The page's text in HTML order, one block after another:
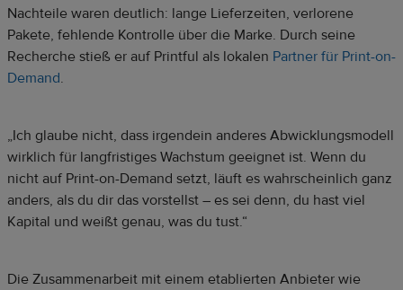
Nachteile waren deutlich: lange Lieferzeiten, verlorene
Pakete, fehlende Kontrolle über die Marke. Durch seine
Recherche stieß er auf Printful als lokalen Partner für Print-on-
Demand.
„Ich glaube nicht, dass irgendein anderes Abwicklungsmodell
wirklich für langfristiges Wachstum geeignet ist. Wenn du
nicht auf Print-on-Demand setzt, läuft es wahrscheinlich ganz
anders, als du dir das vorstellst – es sei denn, du hast viel
Kapital und weißt genau, was du tust.“
Die Zusammenarbeit mit einem etablierten Anbieter wie